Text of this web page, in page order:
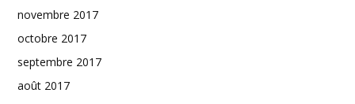
novembre 2017
octobre 2017
septembre 2017
août 2017